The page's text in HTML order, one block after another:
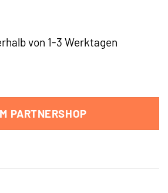
von 1-3 Werktagen
PARTNERSHOP